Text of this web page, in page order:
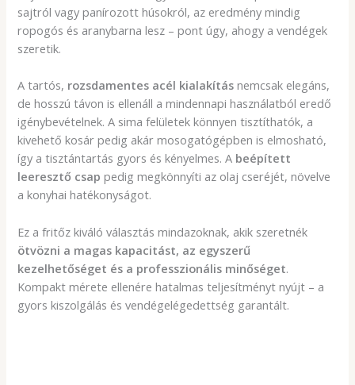
sajtról vagy panírozott húsokról, az eredmény mindig
ropogós és aranybarna lesz – pont úgy, ahogy a vendégek
szeretik.
A tartós, rozsdamentes acél kialakítás nemcsak elegáns,
de hosszú távon is ellenáll a mindennapi használatból eredő
igénybevételnek. A sima felületek könnyen tisztíthatók, a
kivehető kosár pedig akár mosogatógépben is elmosható,
így a tisztántartás gyors és kényelmes. A beépített
leeresztő csap pedig megkönnyíti az olaj cseréjét, növelve
a konyhai hatékonyságot.
Ez a fritőz kiváló választás mindazoknak, akik szeretnék
ötvözni a magas kapacitást, az egyszerű
kezelhetőséget és a professzionális minőséget.
Kompakt mérete ellenére hatalmas teljesítményt nyújt – a
gyors kiszolgálás és vendégelégedettség garantált.